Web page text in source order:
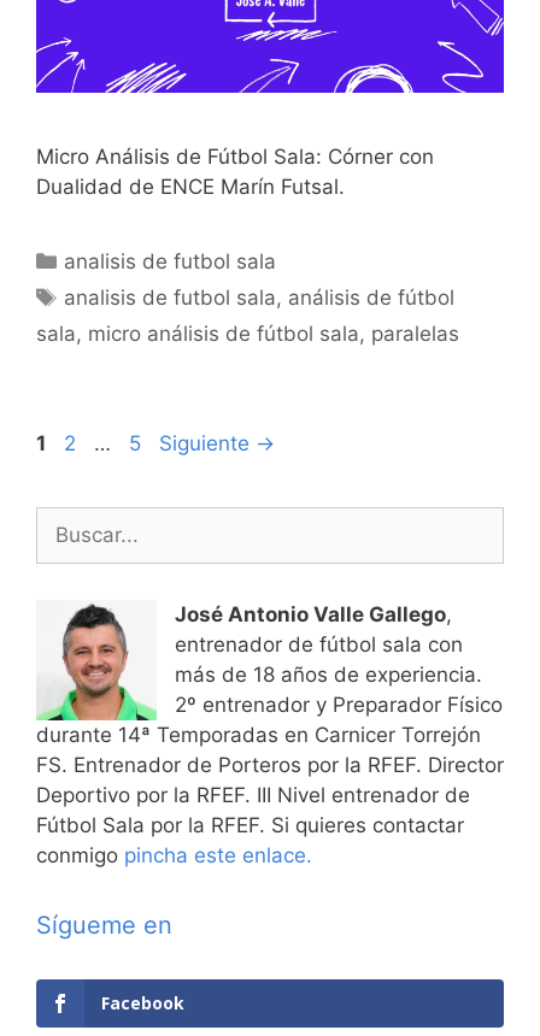
Micro Análisis de Fútbol Sala: Córner con
Dualidad de ENCE Marín Futsal.
Categorías
analisis de futbol sala
Etiquetas
analisis de futbol sala, análisis de fútbol
sala, micro análisis de fútbol sala, paralelas
Navegación
entradas
Página
1 Página
2 … Página
5 Siguiente →
Buscar:
José Antonio Valle Gallego,
entrenador de fútbol sala con
más de 18 años de experiencia.
2º entrenador y Preparador Físico
durante 14ª Temporadas en Carnicer Torrejón
FS. Entrenador de Porteros por la RFEF. Director
Deportivo por la RFEF. III Nivel entrenador de
Fútbol Sala por la RFEF. Si quieres contactar
conmigo pincha este enlace.
Sígueme en
Facebook